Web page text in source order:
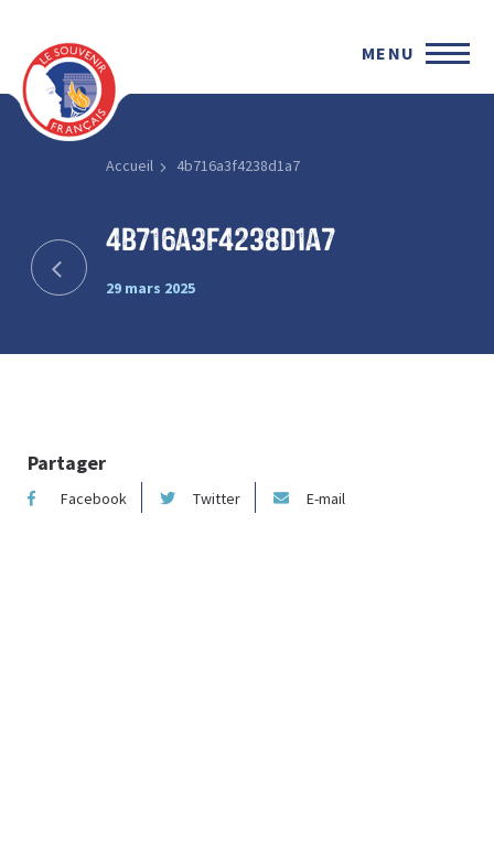
MENU
Accueil 4b716a3f4238d1a7
4b716a3f4238d1a7
29 mars 2025
Partager
Facebook Twitter E-mail